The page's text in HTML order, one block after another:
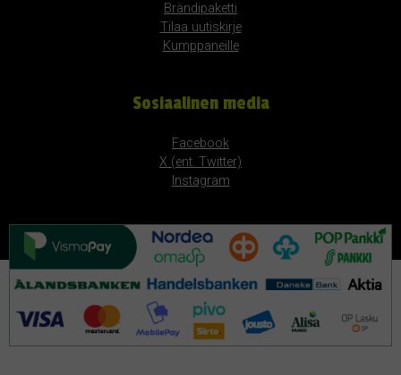
Brändipaketti
Tilaa uutiskirje
Kumppaneille
Sosiaalinen media
Facebook
X (ent. Twitter)
Instagram